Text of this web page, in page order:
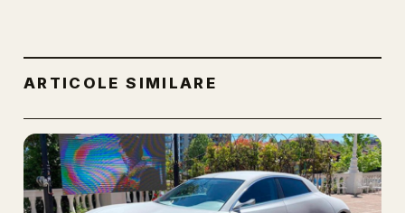
ARTICOLE SIMILARE